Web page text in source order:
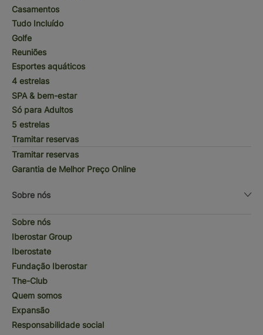
Casamentos
Tudo Incluído
Golfe
Reuniões
Esportes aquáticos
4 estrelas
SPA & bem-estar
Só para Adultos
5 estrelas
Tramitar reservas
Tramitar reservas
Garantia de Melhor Preço Online
Sobre nós
Sobre nós
Iberostar Group
Iberostate
Fundação Iberostar
The-Club
Quem somos
Expansão
Responsabilidade social